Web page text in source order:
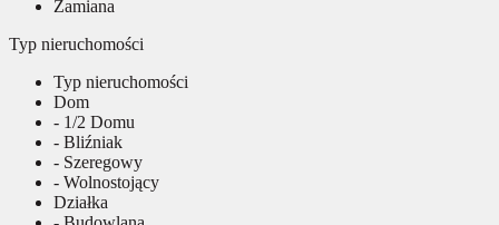
Zamiana
Typ nieruchomości
Typ nieruchomości
Dom
- 1/2 Domu
- Bliźniak
- Szeregowy
- Wolnostojący
Działka